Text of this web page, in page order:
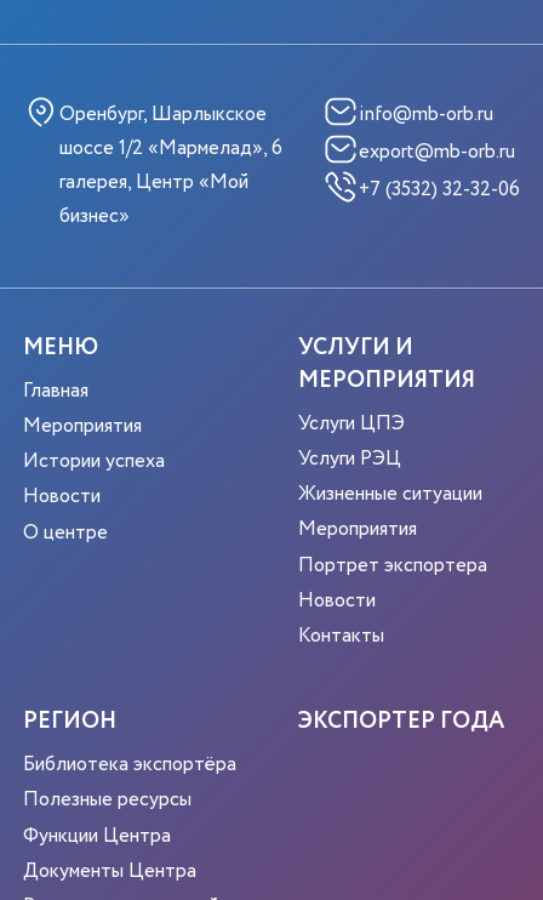
Оренбург, Шарлыкское
шоссе 1/2 «Мармелад», 6
галерея, Центр «Мой
бизнес»
info@mb-orb.ru
export@mb-orb.ru
+7 (3532) 32-32-06
МЕНЮ
Главная
Мероприятия
Истории успеха
Новости
О центре
УСЛУГИ И
МЕРОПРИЯТИЯ
Услуги ЦПЭ
Услуги РЭЦ
Жизненные ситуации
Мероприятия
Портрет экспортера
Новости
Контакты
РЕГИОН
Библиотека экспортёра
Полезные ресурсы
Функции Центра
Документы Центра
ЭКСПОРТЕР ГОДА